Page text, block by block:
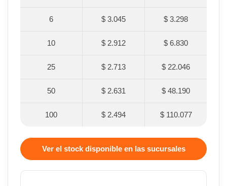
6 $ 3.045 $ 3.298
10 $ 2.912 $ 6.830
25 $ 2.713 $ 22.046
50 $ 2.631 $ 48.190
100 $ 2.494 $ 110.077
Ver el stock disponible en las sucursales